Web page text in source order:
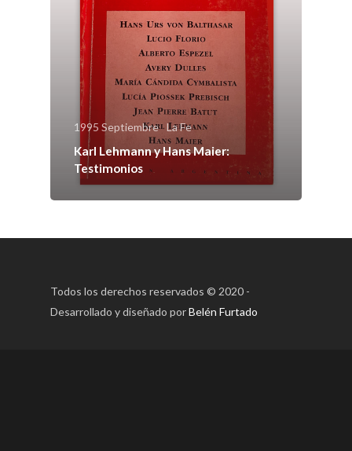
1995 Septiembre La Fe
Karl Lehmann y Hans Maier:
Testimonios
Todos los derechos reservados © 2020 -
Desarrollado y diseñado porBelén Furtado
Pagar
Argentina